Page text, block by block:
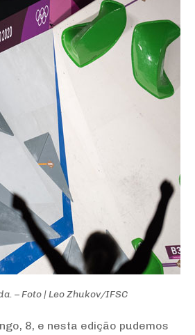
– Foto | Leo Zhukov/IFSC
8, e nesta edição pudemos